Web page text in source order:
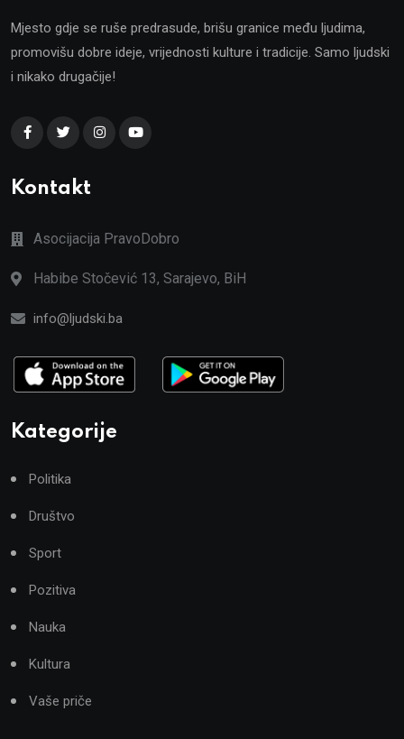
Mjesto gdje se ruše predrasude, brišu granice među ljudima,
promovišu dobre ideje, vrijednosti kulture i tradicije. Samo ljudski
i nikako drugačije!
Kontakt
Asocijacija PravoDobro
Habibe Stočević 13, Sarajevo, BiH
info@ljudski.ba
Kategorije
Politika
Društvo
Sport
Pozitiva
Nauka
Kultura
Vaše priče